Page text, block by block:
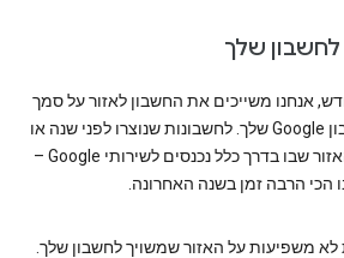
שלך
אנחנו משייכים את החשבון לאזור על סמך
המקום שבו יצרת את חשבון Google שלך. לחשבונות שנוצרו לפני שנה או
יותר אנחנו משייכים את האזור שבו בדרך כלל נכנסים לשירותי Google –
הכי הרבה זמן בשנה האחרונה.
לא משפיעות על האזור שמשויך לחשבון שלך.